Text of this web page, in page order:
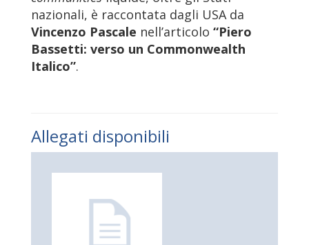
nazionali, è raccontata dagli USA da
Vincenzo Pascale nell’articolo “Piero
Bassetti: verso un Commonwealth
Italico”.
Allegati disponibili